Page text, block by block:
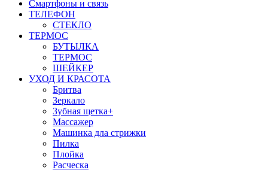
Смартфоны и связь
ТЕЛЕФОН
СТЕКЛО
ТЕРМОС
БУТЫЛКА
ТЕРМОС
ШЕЙКЕР
УХОД И КРАСОТА
Бритва
Зеркало
Зубная щетка+
Массажер
Машинка дла стрижки
Пилка
Плойка
Расческа